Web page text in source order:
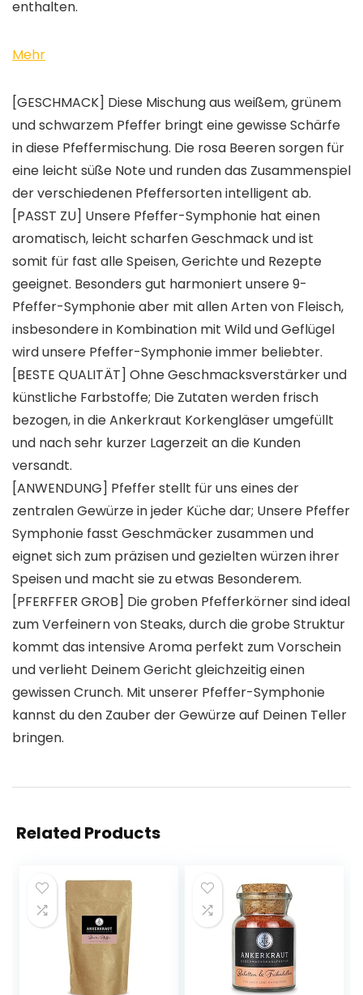
enthalten.
Mehr
[GESCHMACK] Diese Mischung aus weißem, grünem
und schwarzem Pfeffer bringt eine gewisse Schärfe
in diese Pfeffermischung. Die rosa Beeren sorgen für
eine leicht süße Note und runden das Zusammenspiel
der verschiedenen Pfeffersorten intelligent ab.
[PASST ZU] Unsere Pfeffer-Symphonie hat einen
aromatisch, leicht scharfen Geschmack und ist
somit für fast alle Speisen, Gerichte und Rezepte
geeignet. Besonders gut harmoniert unsere 9-
Pfeffer-Symphonie aber mit allen Arten von Fleisch,
insbesondere in Kombination mit Wild und Geflügel
wird unsere Pfeffer-Symphonie immer beliebter.
[BESTE QUALITÄT] Ohne Geschmacksverstärker und
künstliche Farbstoffe; Die Zutaten werden frisch
bezogen, in die Ankerkraut Korkengläser umgefüllt
und nach sehr kurzer Lagerzeit an die Kunden
versandt.
[ANWENDUNG] Pfeffer stellt für uns eines der
zentralen Gewürze in jeder Küche dar; Unsere Pfeffer
Symphonie fasst Geschmäcker zusammen und
eignet sich zum präzisen und gezielten würzen ihrer
Speisen und macht sie zu etwas Besonderem.
[PFERFFER GROB] Die groben Pfefferkörner sind ideal
zum Verfeinern von Steaks, durch die grobe Struktur
kommt das intensive Aroma perfekt zum Vorschein
und verlieht Deinem Gericht gleichzeitig einen
gewissen Crunch. Mit unserer Pfeffer-Symphonie
kannst du den Zauber der Gewürze auf Deinen Teller
bringen.
Related Products